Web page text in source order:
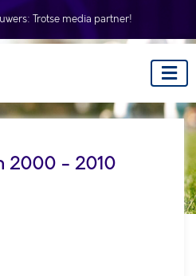
Trotse media partner!
2000 - 2010